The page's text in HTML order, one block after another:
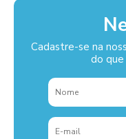
Cadastre-se na
do